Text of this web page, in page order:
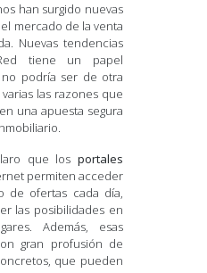
han surgido nuevas
mercado de la venta
Nuevas tendencias
tiene un papel
podría ser de otra
las razones que
una apuesta segura
que los portales
permiten acceder
de ofertas cada día,
las posibilidades en
Además, esas
gran profusión de
que pueden